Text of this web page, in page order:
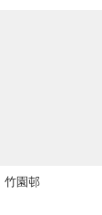
竹園邨